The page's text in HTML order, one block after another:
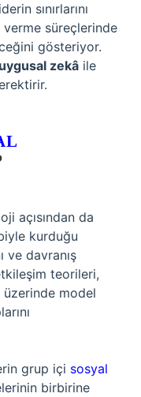
sınırlarını
verme süreçlerinde
gösteriyor.
zekâ ile
açısından da
kurduğu
ve davranış
teorileri,
üzerinde model
grup içi sosyal
birbirine